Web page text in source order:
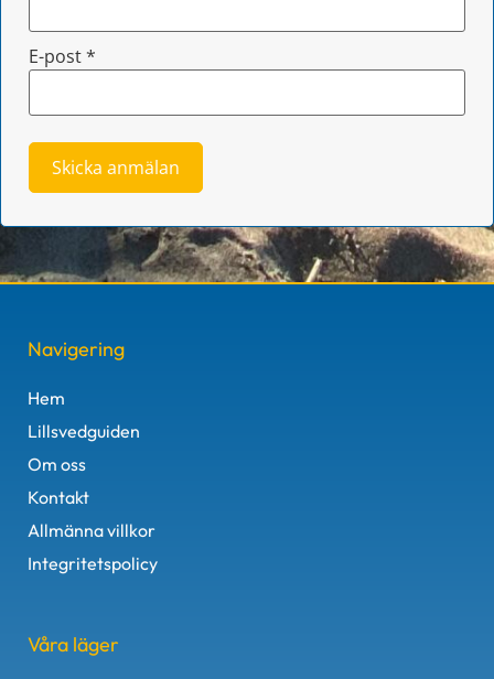
E-post*
Skicka anmälan
Navigering
Hem
Lillsvedguiden
Om oss
Kontakt
Allmänna villkor
Integritetspolicy
Våra läger